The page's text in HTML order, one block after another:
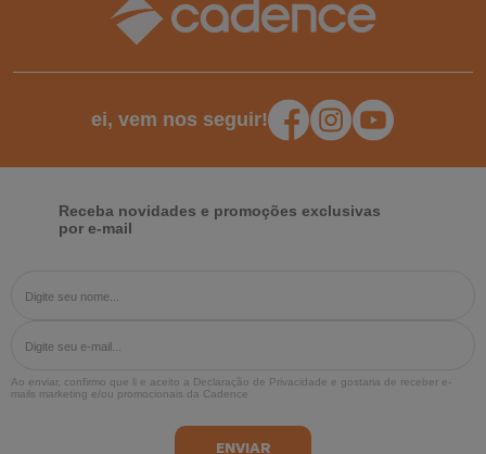
ei, vem nos seguir!
Receba novidades e promoções exclusivas
por e-mail
Ao enviar, confirmo que li e aceito a Declaração de Privacidade e gostaria de receber e-
mails marketing e/ou promocionais da Cadence